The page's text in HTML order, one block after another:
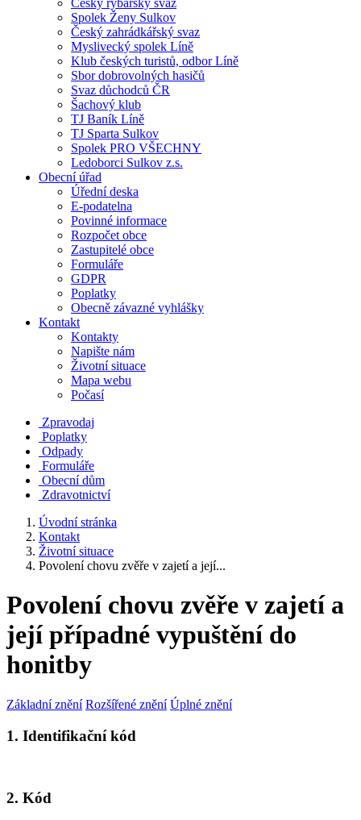
Český rybářský svaz
Spolek Ženy Sulkov
Český zahrádkářský svaz
Myslivecký spolek Líně
Klub českých turistů, odbor Líně
Sbor dobrovolných hasičů
Svaz důchodců ČR
Šachový klub
TJ Baník Líně
TJ Sparta Sulkov
Spolek PRO VŠECHNY
Ledoborci Sulkov z.s.
Obecní úřad
Úřední deska
E-podatelna
Povinné informace
Rozpočet obce
Zastupitelé obce
Formuláře
GDPR
Poplatky
Obecně závazné vyhlášky
Kontakt
Kontakty
Napište nám
Životní situace
Mapa webu
Počasí
Zpravodaj
Poplatky
Odpady
Formuláře
Obecní dům
Zdravotnictví
Úvodní stránka
Kontakt
Životní situace
Povolení chovu zvěře v zajetí a její...
Povolení chovu zvěře v zajetí a
její případné vypuštění do
honitby
Základní znění Rozšířené znění Úplné znění
1. Identifikační kód
2. Kód